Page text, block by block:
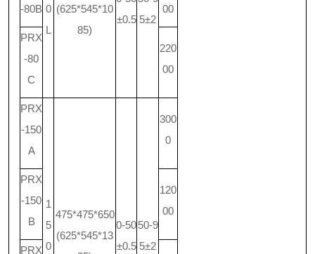
0
L
(625*545*10
85)
±0.5 5±2
-80B
00
PRX
-80
C
220
00
PRX
-150
A
1
5
0
475*475*650
(625*545*13
0-50
±0.5
50-9
5±2
300
0
PRX
-150
B
120
00
PRX